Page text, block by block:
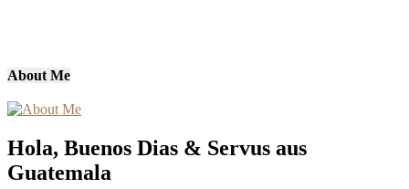
About Me
Hola, Buenos Dias & Servus aus
Guatemala